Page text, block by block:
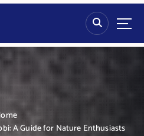
A Guide for Nature Enthusiasts